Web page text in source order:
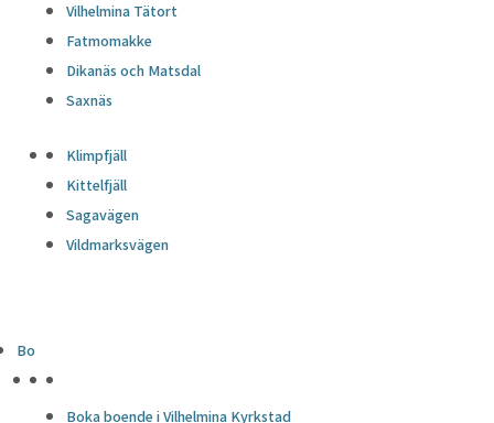
Vilhelmina Tätort
Fatmomakke
Dikanäs och Matsdal
Saxnäs
Klimpfjäll
Kittelfjäll
Sagavägen
Vildmarksvägen
Bo
Boka boende i Vilhelmina Kyrkstad